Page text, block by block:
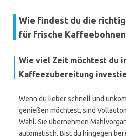
Wie findest du die
für frische
Wie viel Zeit möchtest du
Kaffeezubereitung
Wenn du lieber schnell und
genießen möchtest, sind
Wahl. Sie übernehmen
automatisch. Bist du hingegen